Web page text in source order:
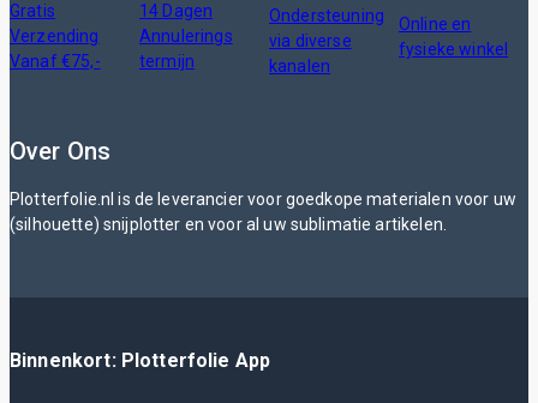
Gratis
Verzending
Vanaf €75,-
14 Dagen
Annulerings
termijn
Ondersteuning
via diverse
kanalen
Online en
fysieke winkel
Over Ons
Plotterfolie.nl is de leverancier voor goedkope materialen voor uw
(silhouette) snijplotter en voor al uw sublimatie artikelen.
Binnenkort: Plotterfolie App